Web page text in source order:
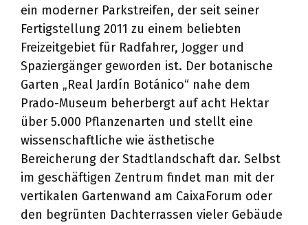
ein moderner Parkstreifen, der seit seiner
Fertigstellung 2011 zu einem beliebten
Freizeitgebiet für Radfahrer, Jogger und
Spaziergänger geworden ist. Der botanische
Garten „Real Jardín Botánico“ nahe dem
Prado-Museum beherbergt auf acht Hektar
über 5.000 Pflanzenarten und stellt eine
wissenschaftliche wie ästhetische
Bereicherung der Stadtlandschaft dar. Selbst
im geschäftigen Zentrum findet man mit der
vertikalen Gartenwand am CaixaForum oder
den begrünten Dachterrassen vieler Gebäude